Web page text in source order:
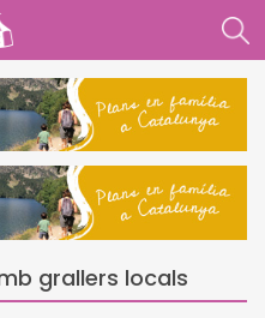
grallers locals